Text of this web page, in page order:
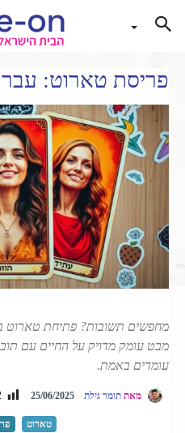
פריסת טארוט: עבר
מחפשים תשובות? פתיחת טארוט
מבט עומק מדויק על החיים עם
עומדים באמת.
טארוט
מאת תומר גילת 25/06/2025